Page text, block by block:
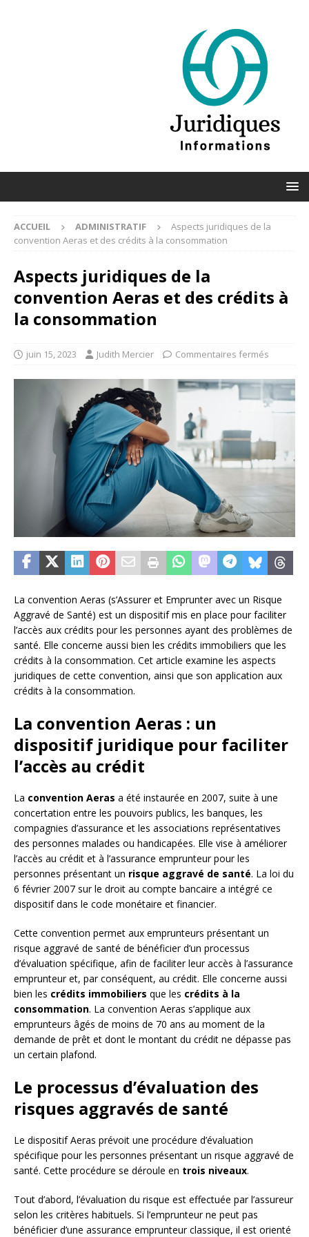
ACCUEIL ADMINISTRATIF
Aspects juridiques de la
convention Aeras et des crédits à la consommation
Aspects juridiques de la
convention Aeras et des crédits à
la consommation
juin 15, 2023 Judith Mercier Commentaires fermés
La convention Aeras (s’Assurer et Emprunter avec un Risque
Aggravé de Santé) est un dispositif mis en place pour faciliter
l’accès aux crédits pour les personnes ayant des problèmes de
santé. Elle concerne aussi bien les crédits immobiliers que les
crédits à la consommation. Cet article examine les aspects
juridiques de cette convention, ainsi que son application aux
crédits à la consommation.
La convention Aeras : un
dispositif juridique pour faciliter
l’accès au crédit
La convention Aeras a été instaurée en 2007, suite à une
concertation entre les pouvoirs publics, les banques, les
compagnies d’assurance et les associations représentatives
des personnes malades ou handicapées. Elle vise à améliorer
l’accès au crédit et à l’assurance emprunteur pour les
personnes présentant un risque aggravé de santé. La loi du
6 février 2007 sur le droit au compte bancaire a intégré ce
dispositif dans le code monétaire et financier.
Cette convention permet aux emprunteurs présentant un
risque aggravé de santé de bénéficier d’un processus
d’évaluation spécifique, afin de faciliter leur accès à l’assurance
emprunteur et, par conséquent, au crédit. Elle concerne aussi
bien les crédits immobiliers que les crédits à la
consommation. La convention Aeras s’applique aux
emprunteurs âgés de moins de 70 ans au moment de la
demande de prêt et dont le montant du crédit ne dépasse pas
un certain plafond.
Le processus d’évaluation des
risques aggravés de santé
Le dispositif Aeras prévoit une procédure d’évaluation
spécifique pour les personnes présentant un risque aggravé de
santé. Cette procédure se déroule en trois niveaux.
Tout d’abord, l’évaluation du risque est effectuée par l’assureur
selon les critères habituels. Si l’emprunteur ne peut pas
bénéficier d’une assurance emprunteur classique, il est orienté